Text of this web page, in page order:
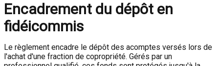
Encadrement du dépôt en
fidéicommis
Le règlement encadre le dépôt des acomptes versés lors de
l'achat d'une fraction de copropriété. Gérés par un